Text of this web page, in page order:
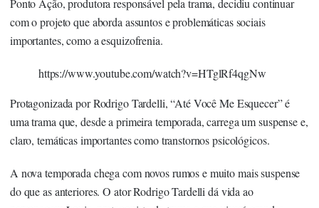
Ponto Ação, produtora responsável pela trama, decidiu continuar
com o projeto que aborda assuntos e problemáticas sociais
importantes, como a esquizofrenia.
https://www.youtube.com/watch?v=HTglRf4qgNw
Protagonizada por Rodrigo Tardelli, “Até Você Me Esquecer” é
uma trama que, desde a primeira temporada, carrega um suspense e,
claro, temáticas importantes como transtornos psicológicos.
A nova temporada chega com novos rumos e muito mais suspense
do que as anteriores. O ator Rodrigo Tardelli dá vida ao